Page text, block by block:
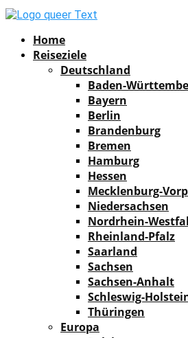
Home
Reiseziele
Deutschland
Baden-
Bayern
Berlin
Brandenburg
Bremen
Hamburg
Hessen
Mecklenburg-
Niedersachsen
Nordrhein-
Rheinland-Pfalz
Saarland
Sachsen
Sachsen-Anhalt
Schleswig-
Thüringen
Europa